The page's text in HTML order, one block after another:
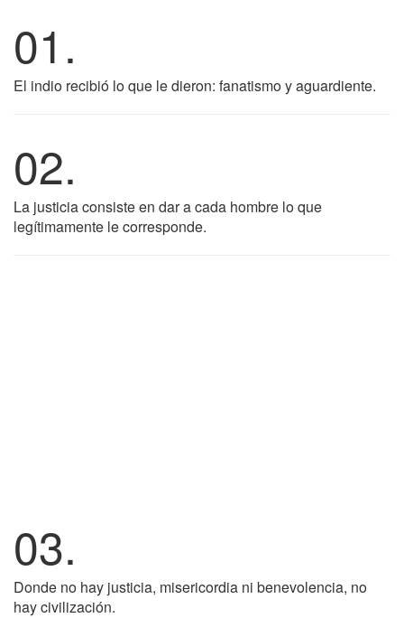
01.
El indio recibió lo que le dieron: fanatismo y aguardiente.
02.
La justicia consiste en dar a cada hombre lo que
legítimamente le corresponde.
03.
Donde no hay justicia, misericordia ni benevolencia, no
hay civilización.